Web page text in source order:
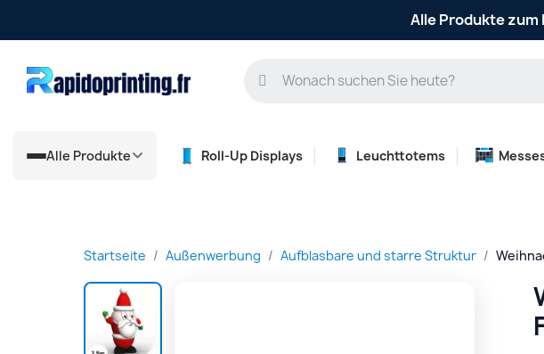
Alle Produkte
Alle Produkte Roll-Up Displays Leuchttotems
Startseite Außenwerbung Aufblasbare und starre Struktur